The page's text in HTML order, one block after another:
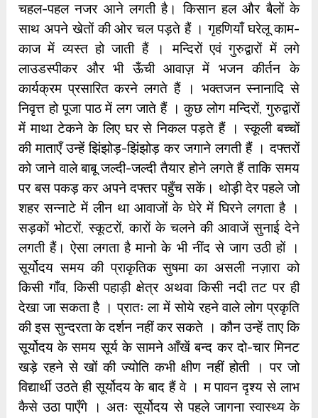
चहल-पहल नजर आने लगती है। किसान हल और बैलों के
साथ अपने खेतों की ओर चल पड़ते हैं । गृहणियाँ घरेलू काम-
काज में व्यस्त हो जाती हैं । मन्दिरों एवं गुरुद्वारों में लगे
लाउडस्पीकर और भी ऊँची आवाज़ में भजन कीर्तन के
कार्यक्रम प्रसारित करने लगतेहैं । भक्तजन स्नानादि से
निवृत्त हो पूजा पाठ में लग जाते हैं । कुछ लोग मन्दिरों, गुरुद्वारों
में माथा टेकने के लिए घर से निकल पड़ते हैं । स्कूली बच्चों
की माताएँ उन्हें झिंझोड़-झिंझोड़ कर जगाने लगती हैं । दफ्तरों
को जाने वाले बाबू जल्दी-जल्दी तैयार होने लगते हैंताकि समय
पर बस पकड़ कर अपने दफ्तर पहुँच सकें। थोड़ी देर पहले जो
शहर सन्नाटे में लीन था आवाजों के घेरे में घिरने लगता है ।
सड़कों भोटरों, स्कूटरों, कारों के चलने की आवाजें सुनाई देने
लगती हैं। ऐसा लगता है मानो के भी नींद से जाग उठी हों ।
सूर्योदयसमय की प्राकृतिक सुषमा का असली नज़ारा को
किसी गाँव, किसी पहाड़ी क्षेत्र अथवा किसी नदी तट पर ही
देखा जा सकता है । प्रातः ला में सोये रहने वाले लोग प्रकृति
की इस सुन्दरता के दर्शन नहीं कर सकते । कौन उन्हें ताए कि
सूर्योदय के समय सूर्य के सामने आँखेंबन्द कर दो-चार मिनट
खड़े रहने से खों की ज्योति कभी क्षीण नहीं होती । पर जो
विद्यार्थी उठते ही सूर्योदय के बाद हैं वे । म पावन दृश्य से लाभ
कैसे उठा पाएँगे । अतः सूर्योदय से पहले जागना स्वास्थ्य के